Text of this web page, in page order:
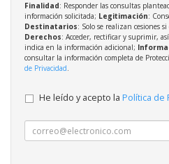
Finalidad: Responder las consultas
información solicitada; Legitimación:
Destinatarios: Solo se realizan cesiones
Derechos: Acceder, rectificar y suprimir,
indica en la información adicional;
consultar la información completa de
de Privacidad.
He leído y acepto la Política de